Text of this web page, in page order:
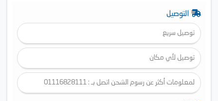
التوصيل
توصيل سريع
توصيل لأي مكان
لمعلومات أكثر عن رسوم الشحن اتصل بـ : 01116828111